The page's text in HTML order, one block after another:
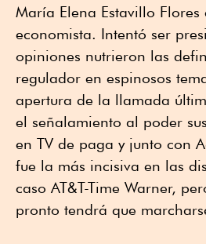
María Elena Estavillo
economista. Intentó ser
opiniones nutrieron las
regulador en espinosos
apertura de la llamada
el señalamiento al poder
en TV de paga y junto con
fue la más incisiva en las
caso AT&T-Time Warner,
pronto tendrá que